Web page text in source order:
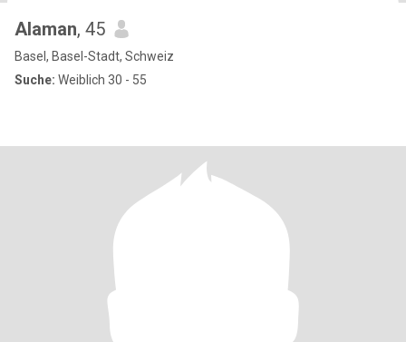
Alaman, 45
Basel, Basel-Stadt, Schweiz
Suche: Weiblich 30 - 55